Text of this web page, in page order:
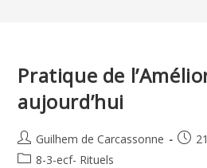
Pratique de
aujourd’hui
Auteur/autrice
de
Guilhem de Carcassonne
Post8-3-ecf- Rituels